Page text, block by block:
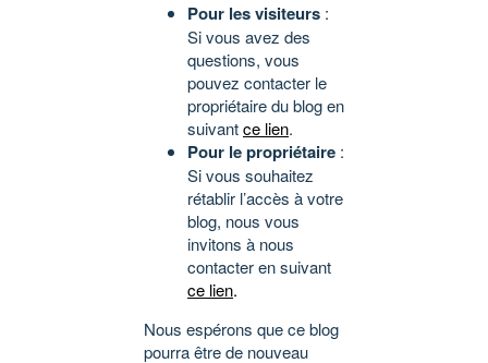
Pour les visiteurs :
Si vous avez des
questions, vous
pouvez contacter le
propriétaire du blog en
suivantce lien.
Pour le propriétaire :
Si vous souhaitez
rétablir l’accès à votre
blog, nous vous
invitons à nous
contacter en suivant
ce lien.
Nous espérons que ce blog
pourra être de nouveau